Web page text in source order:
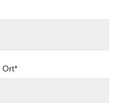
Ort*